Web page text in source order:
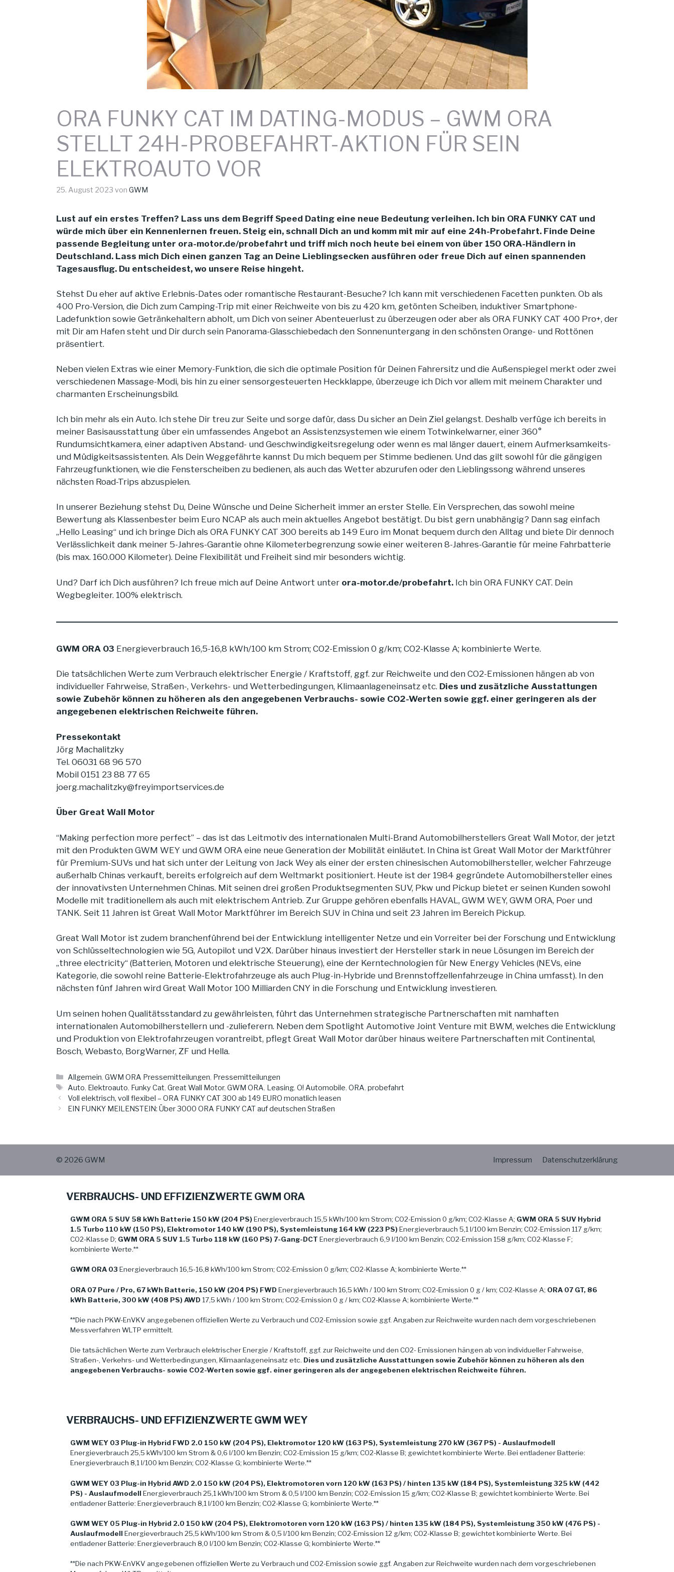
ORA FUNKY CAT IM DATING-MODUS – GWM ORA
STELLT 24H-PROBEFAHRT-AKTION FÜR SEIN
ELEKTROAUTO VOR
25. August 2023 von GWM
Lust auf ein erstes Treffen? Lass uns dem Begriff Speed Dating eine neue Bedeutung verleihen. Ich bin ORA FUNKY CAT und
würde mich über ein Kennenlernen freuen. Steig ein, schnall Dich an und komm mit mir auf eine 24h-Probefahrt. Finde Deine
passende Begleitung unter ora-motor.de/probefahrt und triff mich noch heute bei einem von über 150 ORA-Händlern in
Deutschland. Lass mich Dich einen ganzen Tag an Deine Lieblingsecken ausführen oder freue Dich auf einen spannenden
Tagesausflug. Du entscheidest, wo unsere Reise hingeht.
Stehst Du eher auf aktive Erlebnis-Dates oder romantische Restaurant-Besuche? Ich kann mit verschiedenen Facetten punkten. Ob als
400 Pro-Version, die Dich zum Camping-Trip mit einer Reichweite von bis zu 420 km, getönten Scheiben, induktiver Smartphone-
Ladefunktion sowie Getränkehaltern abholt, um Dich von seiner Abenteuerlust zu überzeugen oder aber als ORA FUNKY CAT 400 Pro+, der
mit Dir am Hafen steht und Dir durch sein Panorama-Glasschiebedach den Sonnenuntergang in den schönsten Orange- und Rottönen
präsentiert.
Neben vielen Extras wie einer Memory-Funktion, die sich die optimale Position für Deinen Fahrersitz und die Außenspiegel merkt oder zwei
verschiedenen Massage-Modi, bis hin zu einer sensorgesteuerten Heckklappe, überzeuge ich Dich vor allem mit meinem Charakter und
charmanten Erscheinungsbild.
Ich bin mehr als ein Auto. Ich stehe Dir treu zur Seite und sorge dafür, dass Du sicher an Dein Ziel gelangst. Deshalb verfüge ich bereits in
meiner Basisausstattung über ein umfassendes Angebot an Assistenzsystemen wie einem Totwinkelwarner, einer 360°
Rundumsichtkamera, einer adaptiven Abstand- und Geschwindigkeitsregelung oder wenn es mal länger dauert, einem Aufmerksamkeits-
und Müdigkeitsassistenten. Als Dein Weggefährte kannst Du mich bequem per Stimme bedienen. Und das gilt sowohl für die gängigen
Fahrzeugfunktionen, wie die Fensterscheiben zu bedienen, als auch das Wetter abzurufen oder den Lieblingssong während unseres
nächsten Road-Trips abzuspielen.
In unserer Beziehung stehst Du, Deine Wünsche und Deine Sicherheit immer an erster Stelle. Ein Versprechen, das sowohl meine
Bewertung als Klassenbester beim Euro NCAP als auch mein aktuelles Angebot bestätigt. Du bist gern unabhängig? Dann sag einfach
„Hello Leasing“ und ich bringe Dich als ORA FUNKY CAT 300 bereits ab 149 Euro im Monat bequem durch den Alltag und biete Dir dennoch
Verlässlichkeit dank meiner 5-Jahres-Garantie ohne Kilometerbegrenzung sowie einer weiteren 8-Jahres-Garantie für meine Fahrbatterie
(bis max. 160.000 Kilometer). Deine Flexibilität und Freiheit sind mir besonders wichtig.
Und? Darf ich Dich ausführen? Ich freue mich auf Deine Antwort unter ora-motor.de/probefahrt. Ich bin ORA FUNKY CAT. Dein
Wegbegleiter. 100% elektrisch.
GWM ORA 03 Energieverbrauch 16,5-16,8 kWh/100 km Strom; CO2-Emission 0 g/km; CO2-Klasse A; kombinierte Werte.
Die tatsächlichen Werte zum Verbrauch elektrischer Energie / Kraftstoff, ggf. zur Reichweite und den CO2-Emissionen hängen ab von
individueller Fahrweise, Straßen-, Verkehrs- und Wetterbedingungen, Klimaanlageneinsatz etc. Dies und zusätzliche Ausstattungen
sowie Zubehör können zu höheren als den angegebenen Verbrauchs- sowie CO2-Werten sowie ggf. einer geringeren als der
angegebenen elektrischen Reichweite führen.
Pressekontakt
Jörg Machalitzky
Tel. 06031 68 96 570
Mobil 0151 23 88 77 65
joerg.machalitzky@freyimportservices.de
Über Great Wall Motor
“Making perfection more perfect” – das ist das Leitmotiv des internationalen Multi-Brand Automobilherstellers Great Wall Motor, der jetzt
mit den Produkten GWM WEY und GWM ORA eine neue Generation der Mobilität einläutet. In China ist Great Wall Motor der Marktführer
für Premium-SUVs und hat sich unter der Leitung von Jack Wey als einer der ersten chinesischen Automobilhersteller, welcher Fahrzeuge
außerhalb Chinas verkauft, bereits erfolgreich auf dem Weltmarkt positioniert. Heute ist der 1984 gegründete Automobilhersteller eines
der innovativsten Unternehmen Chinas. Mit seinen drei großen Produktsegmenten SUV, Pkw und Pickup bietet er seinen Kunden sowohl
Modelle mit traditionellem als auch mit elektrischem Antrieb. Zur Gruppe gehören ebenfalls HAVAL, GWM WEY, GWM ORA, Poer und
TANK. Seit 11 Jahren ist Great Wall Motor Marktführer im Bereich SUV in China und seit 23 Jahren im Bereich Pickup.
Great Wall Motor ist zudem branchenführend bei der Entwicklung intelligenter Netze und ein Vorreiter bei der Forschung und Entwicklung
von Schlüsseltechnologien wie 5G, Autopilot und V2X. Darüber hinaus investiert der Hersteller stark in neue Lösungen im Bereich der
„three electricity“ (Batterien, Motoren und elektrische Steuerung), eine der Kerntechnologien für New Energy Vehicles (NEVs, eine
Kategorie, die sowohl reine Batterie-Elektrofahrzeuge als auch Plug-in-Hybride und Brennstoffzellenfahrzeuge in China umfasst). In den
nächsten fünf Jahren wird Great Wall Motor 100 Milliarden CNY in die Forschung und Entwicklung investieren.
Um seinen hohen Qualitätsstandard zu gewährleisten, führt das Unternehmen strategische Partnerschaften mit namhaften
internationalen Automobilherstellern und -zulieferern. Neben dem Spotlight Automotive Joint Venture mit BWM, welches die Entwicklung
und Produktion von Elektrofahrzeugen vorantreibt, pflegt Great Wall Motor darüber hinaus weitere Partnerschaften mit Continental,
Bosch, Webasto, BorgWarner, ZF und Hella.
Kategorien
Allgemein,GWM ORA Pressemitteilungen, Pressemitteilungen
Schlagwörter
Auto, Elektroauto, Funky Cat,Great Wall Motor,GWM ORA, Leasing,O! Automobile,ORA,probefahrt
Voll elektrisch, voll flexibel – ORA FUNKY CAT 300 ab 149 EURO monatlich leasen
EIN FUNKY MEILENSTEIN: Über 3000 ORA FUNKY CAT auf deutschen Straßen
Impressum Datenschutzerklärung
© 2026 GWM
VERBRAUCHS- UND EFFIZIENZWERTE GWM ORA
GWM ORA 5 SUV 58 kWh Batterie 150 kW (204 PS) Energieverbrauch 15,5 kWh/100 km Strom; CO2-Emission 0 g/km; CO2-Klasse A; GWM ORA 5 SUV Hybrid
1.5 Turbo 110 kW (150 PS), Elektromotor 140 kW (190 PS), Systemleistung 164 kW (223 PS) Energieverbrauch 5,1 l/100 km Benzin; CO2-Emission 117 g/km;
CO2-Klasse D; GWM ORA 5 SUV 1.5 Turbo 118 kW (160 PS) 7-Gang-DCT Energieverbrauch 6,9 l/100 km Benzin; CO2-Emission 158 g/km; CO2-Klasse F;
kombinierte Werte.**
GWM ORA 03 Energieverbrauch 16,5-16,8 kWh/100 km Strom; CO2-Emission 0 g/km; CO2-Klasse A; kombinierte Werte.**
ORA 07 Pure / Pro, 67 kWh Batterie, 150 kW (204 PS) FWD Energieverbrauch 16,5 kWh / 100 km Strom; CO2-Emission 0 g / km; CO2-Klasse A; ORA 07 GT, 86
kWh Batterie, 300 kW (408 PS) AWD 17,5 kWh / 100 km Strom; CO2-Emission 0 g / km; CO2-Klasse A; kombinierte Werte.**
**Die nach PKW-EnVKV angegebenen offiziellen Werte zu Verbrauch und CO2-Emission sowie ggf. Angaben zur Reichweite wurden nach dem vorgeschriebenen
Messverfahren WLTP ermittelt.
Die tatsächlichen Werte zum Verbrauch elektrischer Energie / Kraftstoff, ggf. zur Reichweite und den CO2- Emissionen hängen ab von individueller Fahrweise,
Straßen-, Verkehrs- und Wetterbedingungen, Klimaanlageneinsatz etc. Dies und zusätzliche Ausstattungen sowie Zubehör können zu höheren als den
angegebenen Verbrauchs- sowie CO2-Werten sowie ggf. einer geringeren als der angegebenen elektrischen Reichweite führen.
VERBRAUCHS- UND EFFIZIENZWERTE GWM WEY
GWM WEY 03 Plug-in Hybrid FWD 2.0 150 kW (204 PS), Elektromotor 120 kW (163 PS), Systemleistung 270 kW (367 PS) - Auslaufmodell
Energieverbrauch 25,5 kWh/100 km Strom & 0,6 l/100 km Benzin; CO2-Emission 15 g/km; CO2-Klasse B; gewichtet kombinierte Werte. Bei entladener Batterie:
Energieverbrauch 8,1 l/100 km Benzin; CO2-Klasse G; kombinierte Werte.**
GWM WEY 03 Plug-in Hybrid AWD 2.0 150 kW (204 PS), Elektromotoren vorn 120 kW (163 PS) / hinten 135 kW (184 PS), Systemleistung 325 kW (442
PS) - AuslaufmodellEnergieverbrauch 25,1 kWh/100 km Strom & 0,5 l/100 km Benzin; CO2-Emission 15 g/km; CO2-Klasse B; gewichtet kombinierte Werte. Bei
entladener Batterie: Energieverbrauch 8,1 l/100 km Benzin; CO2-Klasse G; kombinierte Werte.**
GWM WEY 05 Plug-in Hybrid 2.0 150 kW (204 PS), Elektromotoren vorn 120 kW (163 PS) / hinten 135 kW (184 PS), Systemleistung 350 kW (476 PS) -
AuslaufmodellEnergieverbrauch 25,5 kWh/100 km Strom & 0,5 l/100 km Benzin; CO2-Emission 12 g/km; CO2-Klasse B; gewichtet kombinierte Werte. Bei
entladener Batterie: Energieverbrauch 8,0 l/100 km Benzin; CO2-Klasse G; kombinierte Werte.**
**Die nach PKW-EnVKV angegebenen offiziellen Werte zu Verbrauch und CO2-Emission sowie ggf. Angaben zur Reichweite wurden nach dem vorgeschriebenen